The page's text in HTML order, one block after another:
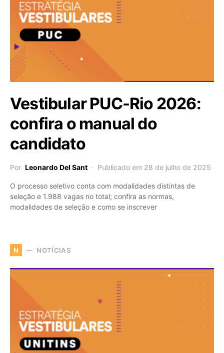
Vestibular PUC-Rio 2026:
confira o manual do
candidato
Por Leonardo Del Sant Publicado em 28 de julho de 2025
O processo seletivo conta com modalidades distintas de
seleção e 1.988 vagas no total; confira as normas,
modalidades de seleção e como se inscrever
N NOTÍCIAS